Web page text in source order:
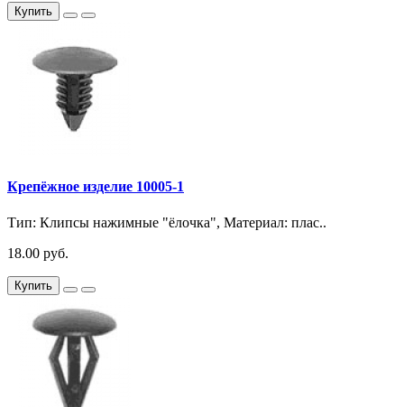
Купить
Крепёжное изделие 10005-1
Тип: Клипсы нажимные "ёлочка", Материал: плас..
18.00 руб.
Купить